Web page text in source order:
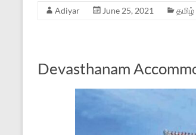
Adiyar June 25, 2021 தமிழ்
Devasthanam